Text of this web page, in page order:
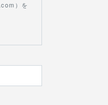
）を